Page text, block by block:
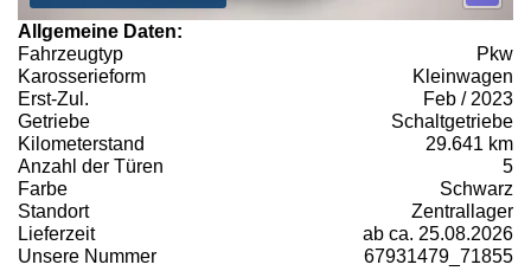
Allgemeine Daten:
Fahrzeugtyp
Pkw
Karosserieform
Kleinwagen
Erst-Zul.
Feb / 2023
Getriebe
Schaltgetriebe
Kilometerstand
29.641 km
Anzahl der Türen
5
Farbe
Schwarz
Standort
Zentrallager
Lieferzeit
ab ca. 25.08.2026
Unsere Nummer
67931479_71855